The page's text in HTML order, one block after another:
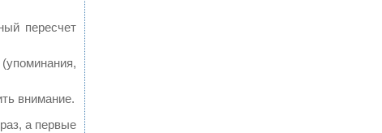
пересчет
внимание.
а первые